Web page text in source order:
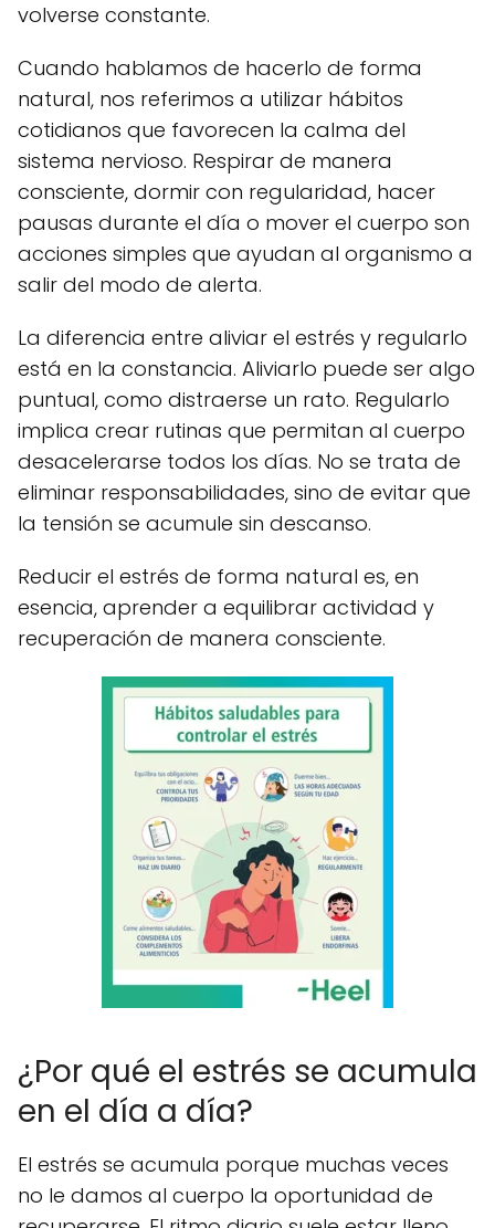
volverse constante.
Cuando hablamos de hacerlo de forma
natural, nos referimos a utilizar hábitos
cotidianos que favorecen la calma del
sistema nervioso. Respirar de manera
consciente, dormir con regularidad, hacer
pausas durante el día o mover el cuerpo son
acciones simples que ayudan al organismo a
salir del modo de alerta.
La diferencia entre aliviar el estrés y regularlo
está en la constancia. Aliviarlo puede ser algo
puntual, como distraerse un rato. Regularlo
implica crear rutinas que permitan al cuerpo
desacelerarse todos los días. No se trata de
eliminar responsabilidades, sino de evitar que
la tensión se acumule sin descanso.
Reducir el estrés de forma natural es, en
esencia, aprender a equilibrar actividad y
recuperación de manera consciente.
¿Por qué el estrés se acumula
en el día a día?
El estrés se acumula porque muchas veces
no le damos al cuerpo la oportunidad de